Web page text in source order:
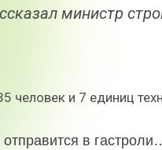
министр
человек и 7 единиц
Бурятская филармония